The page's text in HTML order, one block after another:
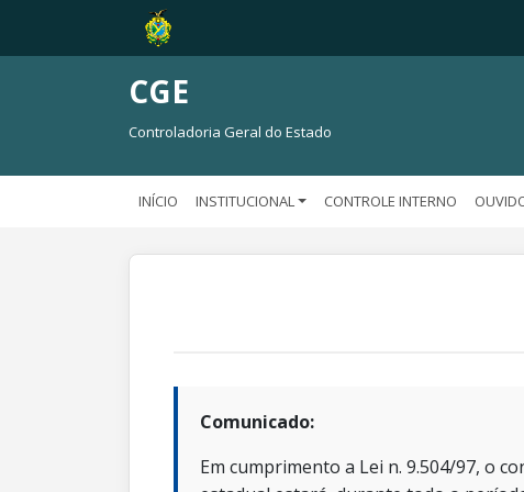
CGE
Controladoria Geral do Estado
INÍCIO INSTITUCIONAL CONTROLE INTERNO
Comunicado:
Em cumprimento a Lei n. 9.504/97, o